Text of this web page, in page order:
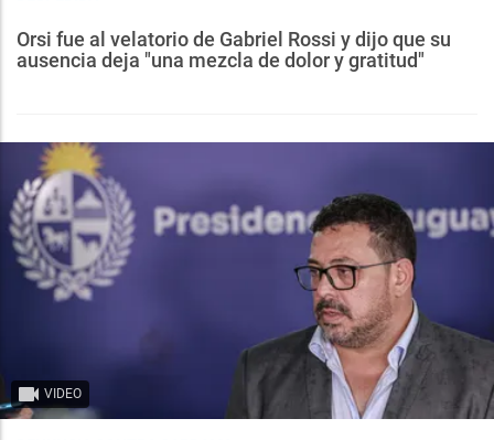
Orsi fue al velatorio de Gabriel Rossi y dijo que su
ausencia deja "una mezcla de dolor y gratitud"
VIDEO